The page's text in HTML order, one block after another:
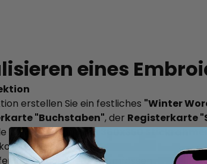
eines
erstellen Sie ein festliches "Winter
"Buchstaben", der Registerkarte
für dendrehbaren 360x350 Stickrahmen
Lektionsdateien umfassen: